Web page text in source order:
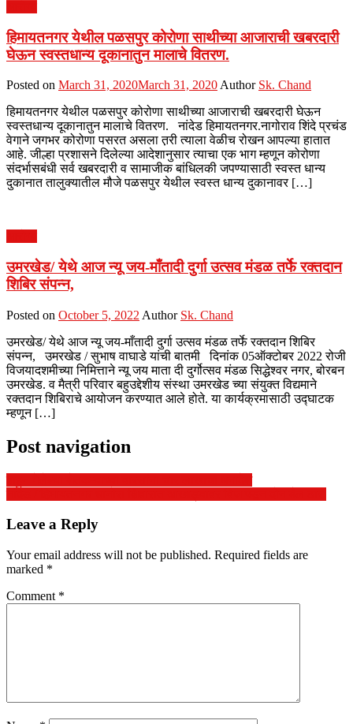
हिमायतनगर येथील पळसपुर कोरोणा साथीच्या आजाराची खबरदारी
घेऊन स्वस्तधान्य दूकानातुन मालाचे वितरण.
Posted on March 31, 2020March 31, 2020Author Sk. Chand
हिमायतनगर येथील पळसपुर कोरोणा साथीच्या आजाराची खबरदारी घेऊन
स्वस्तधान्य दूकानातुन मालाचे वितरण. नांदेड हिमायतनगर.नागोराव शिंदे प्रचंड
वेगाने जगभर कोरोणा पसरत असला त़री त्याला वेळीच रोखन आपल्या हातात
आहे. जील्हा प्रशासने दिलेल्या आदेशानुसार त्याचा एक भाग म्हणून कोरोणा
संदर्भासबंधी सर्व खबरदारी व सामाजीक बांधिलकी जपण्यासाठी स्वस्त धान्य
दुकानात तालुक्यातील मौजे पळसपुर येथील स्वस्त धान्य दुकानावर […]
उमरखेड/ येथे आज न्यू जय-माँतादी दुर्गा उत्सव मंडळ तर्फे रक्तदान
शिबिर संपन्न,
Posted on October 5, 2022 Author Sk. Chand
उमरखेड/ येथे आज न्यू जय-माँतादी दुर्गा उत्सव मंडळ तर्फे रक्तदान शिबिर
संपन्न, उमरखेड / सुभाष वाघाडे यांची बातमी दिनांक 05ऑक्टोबर 2022 रोजी
विजयादशमीच्या निमित्ताने न्यू जय माता दी दुर्गोत्सव मंडळ सिद्धेश्वर नगर, बोरबन
उमरखेड. व मैत्री परिवार बहुउद्देशीय संस्था उमरखेड च्या संयुक्त विद्यमाने
रक्तदान शिबिराचे आयोजन करण्यात आले होते. या कार्यक्रमासाठी उद्घाटक
म्हणून […]
Post navigation
Leave a Reply
Your email address will not be published. Required fields are
marked *
Comment *